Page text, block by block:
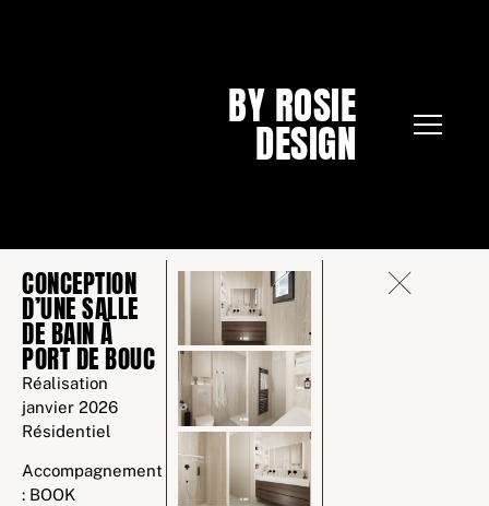
BY ROSIE
DESIGN
CONCEPTION
D’UNE SALLE
DE BAIN À
PORT DE BOUC
Réalisation
janvier 2026
Résidentiel
Accompagnement
: BOOK